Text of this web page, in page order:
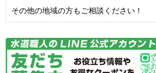
その他の地域の方もご相談ください！